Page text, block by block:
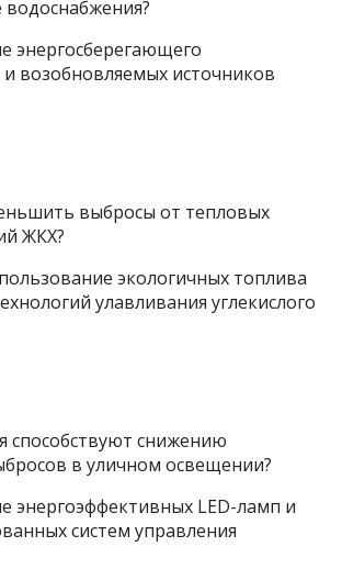
водоснабжения?
энергосберегающего
возобновляемых источников
выбросы от тепловых
ЖКХ?
экологичных топлива
улавливания углекислого
способствуют снижению
в уличном освещении?
энергоэффективных LED-ламп и
систем управления